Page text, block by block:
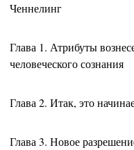
Ченнелинг
Глава 1. Атрибуты
человеческого сознания
Глава 2. Итак, это
Глава 3. Новое